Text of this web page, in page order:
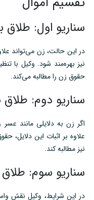
سناریو اول:
در این حالت، زن می‌تواند
نیز بهره‌مند شود. وکیل با
حقوق زن را مطالبه می‌کند.
سناریو دوم:
اگر زن به دلایلی مانند
علاوه بر اثبات این دلایل،
نیز مطالبه کند.
سناریو سوم: طلاق
در این شرایط، وکیل نقش